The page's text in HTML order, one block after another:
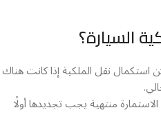
السيارة؟
استكمال نقل الملكية إذا كانت هناك
منتهية يجب تجديدها أولًا